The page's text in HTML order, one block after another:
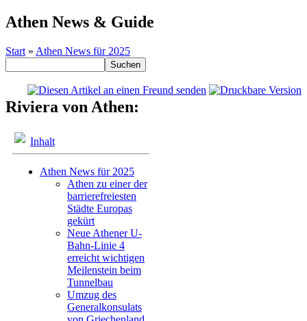
Athen News & Guide
Start » Athen News für 2025
Riviera von Athen:
Inhalt
Athen News für 2025
Athen zu einer der
barrierefreiesten
Städte Europas
gekürt
Neue Athener U-
Bahn-Linie 4
erreicht wichtigen
Meilenstein beim
Tunnelbau
Umzug des
Generalkonsulats